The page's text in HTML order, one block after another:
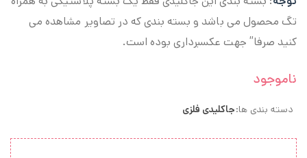
تگ محصول می باشد و بسته بندی که در تصاویر مشاهده می
کنید صرفا” جهت عکسبرداری بوده است.
ناموجود
دسته بندی ها:جاکلیدی فلزی